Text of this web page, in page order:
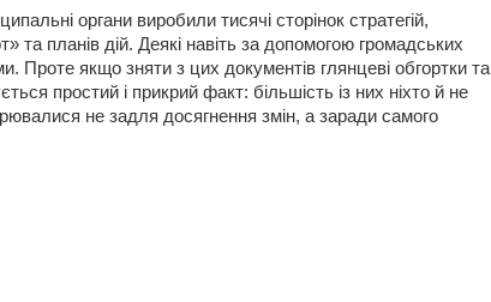
органи виробили тисячі сторінок стратегій,
та планів дій. Деякі навіть за допомогою громадських
Проте якщо зняти з цих документів глянцеві обгортки та
простий і прикрий факт: більшість із них ніхто й не
не задля досягнення змін, а заради самого